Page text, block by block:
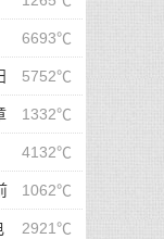
6693℃
5752℃
1332℃
4132℃
1062℃
2921℃